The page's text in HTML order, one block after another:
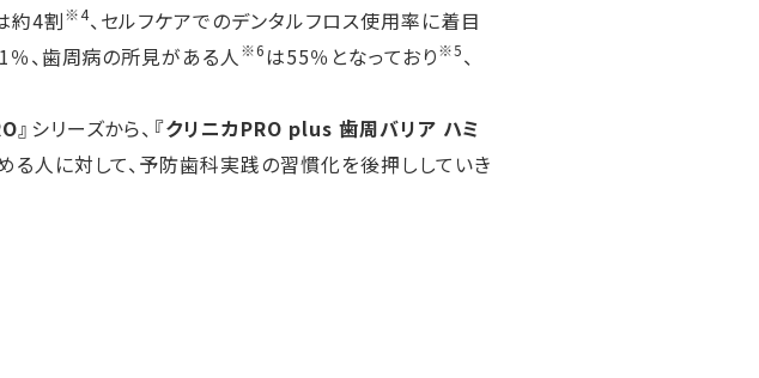
約4割※4、セルフケアでのデンタルフロス使用率に着目
、歯周病の所見がある人※6は55％となっており※5、
』 シリーズから、 『クリニカPRO plus 歯周バリア ハミ
る人に対して、予防歯科実践の習慣化を後押ししていき